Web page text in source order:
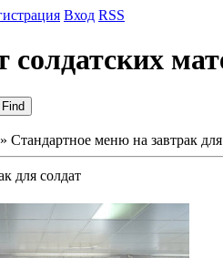
Вход RSS
» Стандартное меню на завтрак
для солдат